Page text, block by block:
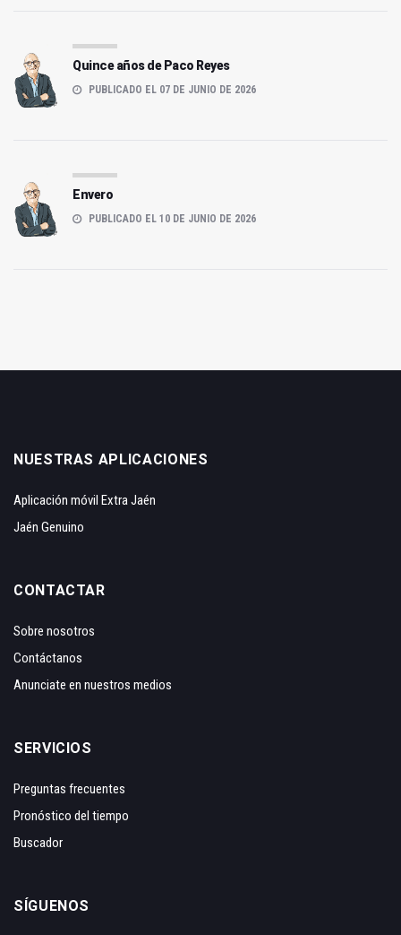
Quince años de Paco Reyes
PUBLICADO EL 07 DE JUNIO DE 2026
Envero
PUBLICADO EL 10 DE JUNIO DE 2026
NUESTRAS APLICACIONES
Aplicación móvil Extra Jaén
Jaén Genuino
CONTACTAR
Sobre nosotros
Contáctanos
Anunciate en nuestros medios
SERVICIOS
Preguntas frecuentes
Pronóstico del tiempo
Buscador
SÍGUENOS